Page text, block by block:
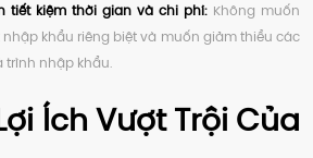
tiết kiệm thời gian và chi phí: Không muốn
khẩu riêng biệt và muốn giảm thiểu các
trình nhập khẩu.
Ích Vượt Trội Của